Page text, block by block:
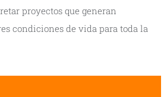
proyectos que generan
condiciones de vida para toda la